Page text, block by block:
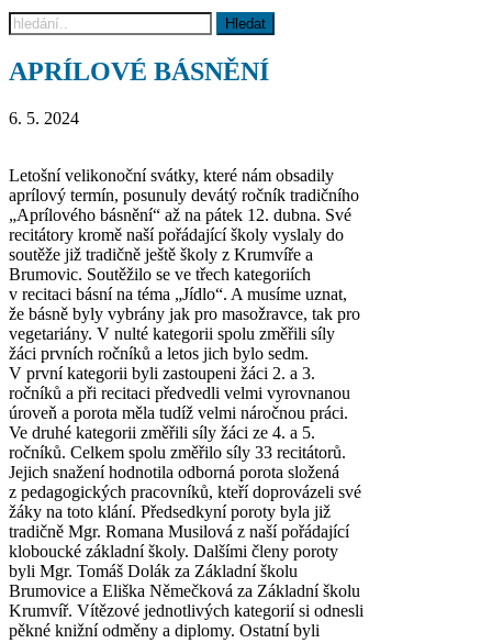
APRÍLOVÉ BÁSNĚNÍ
6. 5. 2024
Letošní velikonoční svátky, které nám obsadily
aprílový termín, posunuly devátý ročník tradičního
„Aprílového básnění“ až na pátek 12. dubna. Své
recitátory kromě naší pořádající školy vyslaly do
soutěže již tradičně ještě školy z Krumvíře a
Brumovic. Soutěžilo se ve třech kategoriích
v recitaci básní na téma „Jídlo“. A musíme uznat,
že básně byly vybrány jak pro masožravce, tak pro
vegetariány. V nulté kategorii spolu změřili síly
žáci prvních ročníků a letos jich bylo sedm.
V první kategorii byli zastoupeni žáci 2. a 3.
ročníků a při recitaci předvedli velmi vyrovnanou
úroveň a porota měla tudíž velmi náročnou práci.
Ve druhé kategorii změřili síly žáci ze 4. a 5.
ročníků. Celkem spolu změřilo síly 33 recitátorů.
Jejich snažení hodnotila odborná porota složená
z pedagogických pracovníků, kteří doprovázeli své
žáky na toto klání. Předsedkyní poroty byla již
tradičně Mgr. Romana Musilová z naší pořádající
kloboucké základní školy. Dalšími členy poroty
byli Mgr. Tomáš Dolák za Základní školu
Brumovice a Eliška Němečková za Základní školu
Krumvíř. Vítězové jednotlivých kategorií si odnesli
pěkné knižní odměny a diplomy. Ostatní byli